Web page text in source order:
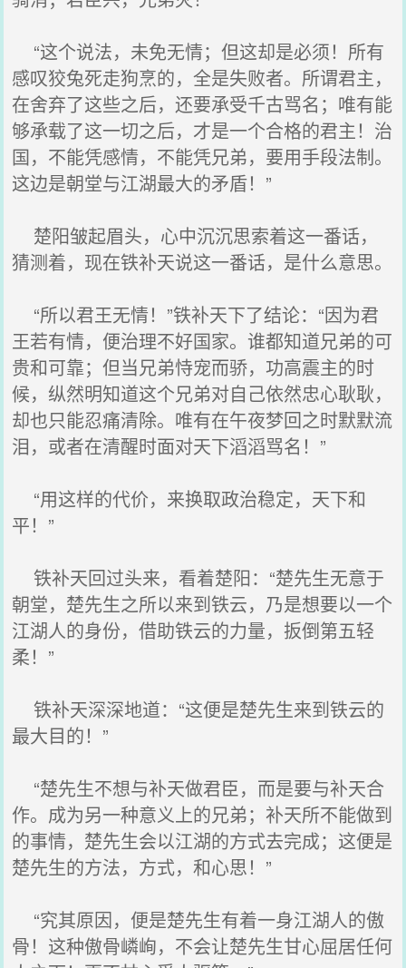
“这个说法，未免无情；但这却是必须！所有
感叹狡兔死走狗烹的，全是失败者。所谓君主，
在舍弃了这些之后，还要承受千古骂名；唯有能
够承载了这一切之后，才是一个合格的君主！治
国，不能凭感情，不能凭兄弟，要用手段法制。
这边是朝堂与江湖最大的矛盾！”
楚阳皱起眉头，心中沉沉思索着这一番话，
猜测着，现在铁补天说这一番话，是什么意思。
“所以君王无情！”铁补天下了结论：“因为君
王若有情，便治理不好国家。谁都知道兄弟的可
贵和可靠；但当兄弟恃宠而骄，功高震主的时
候，纵然明知道这个兄弟对自己依然忠心耿耿，
却也只能忍痛清除。唯有在午夜梦回之时默默流
泪，或者在清醒时面对天下滔滔骂名！”
“用这样的代价，来换取政治稳定，天下和
平！”
铁补天回过头来，看着楚阳：“楚先生无意于
朝堂，楚先生之所以来到铁云，乃是想要以一个
江湖人的身份，借助铁云的力量，扳倒第五轻
柔！”
铁补天深深地道：“这便是楚先生来到铁云的
最大目的！”
“楚先生不想与补天做君臣，而是要与补天合
作。成为另一种意义上的兄弟；补天所不能做到
的事情，楚先生会以江湖的方式去完成；这便是
楚先生的方法，方式，和心思！”
“究其原因，便是楚先生有着一身江湖人的傲
骨！这种傲骨嶙峋，不会让楚先生甘心屈居任何